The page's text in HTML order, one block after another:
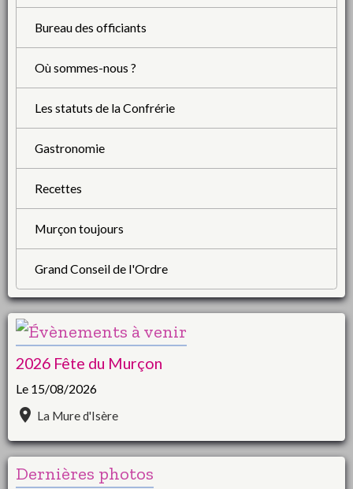
Bureau des officiants
Où sommes-nous ?
Les statuts de la Confrérie
Gastronomie
Recettes
Murçon toujours
Grand Conseil de l'Ordre
2026 Fête du Murçon
Le 15/08/2026
La Mure d'Isère
Dernières photos